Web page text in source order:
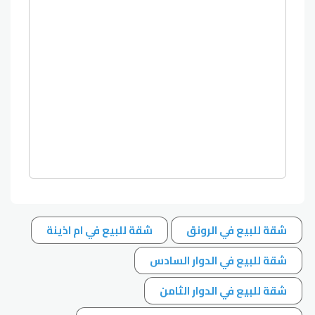
شقة للبيع في الرونق
شقة للبيع في ام اذينة
شقة للبيع في الدوار السادس
شقة للبيع في الدوار الثامن